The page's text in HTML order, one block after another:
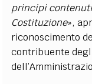
principi contenuti
Costituzione»,
riconoscimento
contribuente